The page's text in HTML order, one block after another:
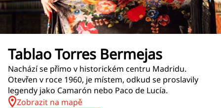
Tablao Torres Bermejas
Nachází se přímo v historickém centru Madridu.
Otevřen v roce 1960, je místem, odkud se proslavily
legendy jako Camarón nebo Paco de Lucía.
Zobrazit na mapě